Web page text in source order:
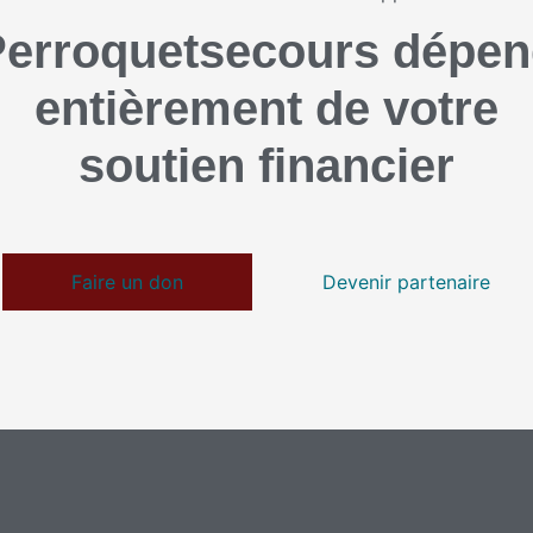
entièrement de votre
soutien financier
Faire un don Devenir partenaire